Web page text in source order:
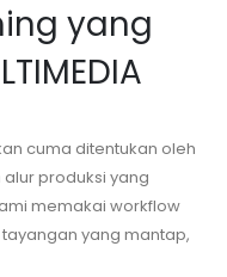
yang
cuma ditentukan oleh
produksi yang
memakai workflow
yang mantap,